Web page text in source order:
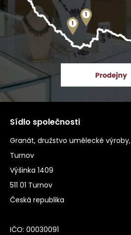
Sídlo společnosti
Granát, družstvo umělecké výroby,
Turnov
Výšinka 1409
511 01 Turnov
Česká republika
IČO: 00030091